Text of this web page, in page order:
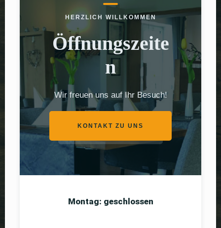
HERZLICH WILLKOMMEN
Öffnungszeite
n
Wir freuen uns auf Ihr Besuch!
KONTAKT ZU UNS
Montag: geschlossen